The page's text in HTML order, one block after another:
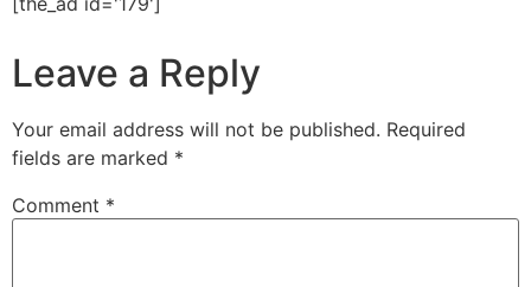
Leave a Reply
Your email address will not be published. Required
fields are marked *
Comment *